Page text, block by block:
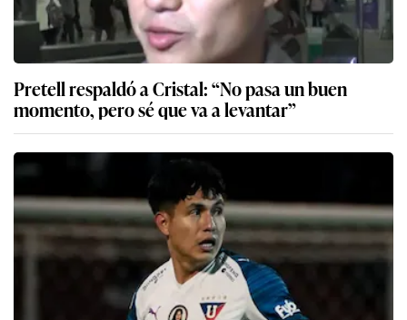
Pretell respaldó a Cristal: “No pasa un buen
momento, pero sé que va a levantar”